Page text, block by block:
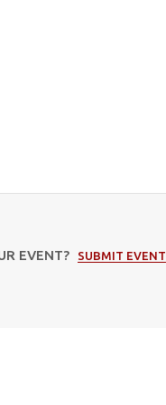
EVENT? SUBMIT EVENT